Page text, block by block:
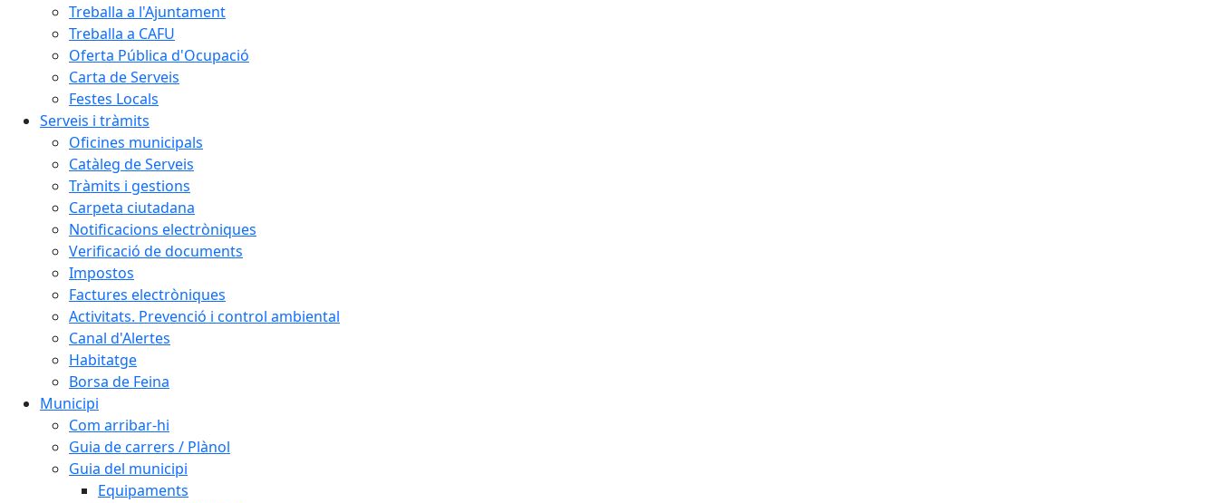
Treballa a l'Ajuntament
Treballa a CAFU
Oferta Pública d'Ocupació
Carta de Serveis
Festes Locals
Serveis i tràmits
Oficines municipals
Catàleg de Serveis
Tràmits i gestions
Carpeta ciutadana
Notificacions electròniques
Verificació de documents
Impostos
Factures electròniques
Activitats. Prevenció i control ambiental
Canal d'Alertes
Habitatge
Borsa de Feina
Municipi
Com arribar-hi
Guia de carrers / Plànol
Guia del municipi
Equipaments